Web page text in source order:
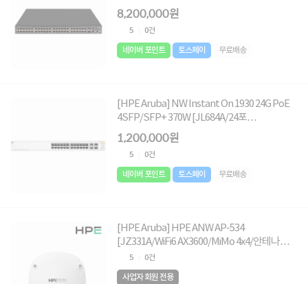
，10G 2UTP PoE+]
8,200,000원
5 0건
네이버 포인트 토스페이 무료배송
[HPE Aruba] NW Instant On 1930 24G PoE
4SFP/SFP+ 370W [JL684A/24포
트/4SFP+/POE+]
1,200,000원
5 0건
네이버 포인트 토스페이 무료배송
[HPE Aruba] HPE ANW AP-534
[JZ331A/WiFi6 AX3600/MiMo 4x4/안테나타
입][전원장치 및 월마운트 미포함]
5 0건
사업자 회원 전용